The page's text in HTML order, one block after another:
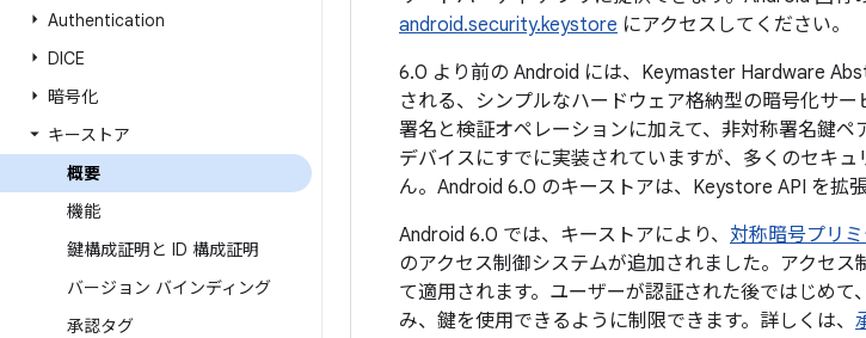
Authentication
DICE
暗号化
キーストア
概要
機能
鍵構成証明と ID 構成証明
バージョン バインディング
承認タグ
android.security.keystore にアクセスしてください。
6.0 より前の Android には、Keymaster Hardware
される、シンプルなハードウェア格納型の暗号化サ
署名と検証オペレーションに加えて、非対称署名鍵
デバイスにすでに実装されていますが、多くのセキ
ん。Android 6.0 のキーストアは、Keystore API を拡
Android 6.0 では、キーストアにより、 対称暗号プリ
のアクセス制御システムが追加されました。アクセ
て適用されます。ユーザーが認証された後ではじめ
み、鍵を使用できるように制限できます。詳しくは、